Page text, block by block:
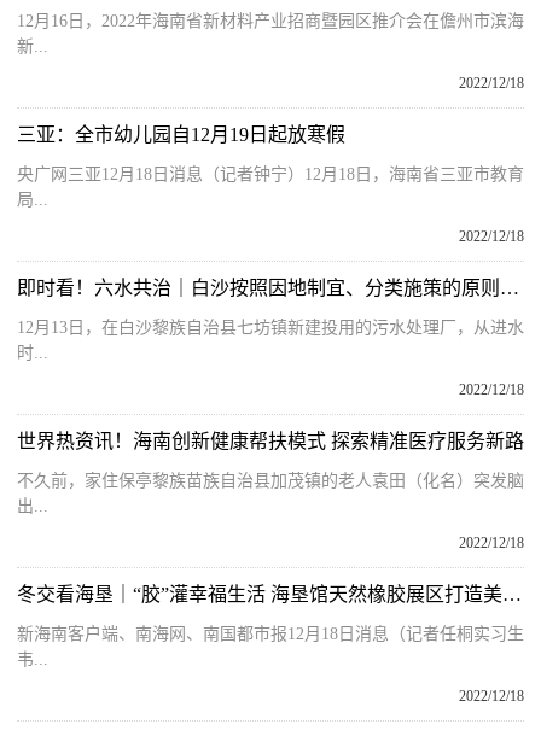
12月16日，2022年海南省新材料产业招商暨园区推介会在儋州市滨海
新...
2022/12/18
三亚：全市幼儿园自12月19日起放寒假
央广网三亚12月18日消息（记者钟宁）12月18日，海南省三亚市教育
局...
2022/12/18
即时看！六水共治｜白沙按照因地制宜、分类施策的原则推进生活污水治理工作
12月13日，在白沙黎族自治县七坊镇新建投用的污水处理厂，从进水
时...
2022/12/18
世界热资讯！海南创新健康帮扶模式 探索精准医疗服务新路
不久前，家住保亭黎族苗族自治县加茂镇的老人袁田（化名）突发脑
出...
2022/12/18
冬交看海垦｜“胶”灌幸福生活 海垦馆天然橡胶展区打造美好家居梦
新海南客户端、南海网、南国都市报12月18日消息（记者任桐实习生
韦...
2022/12/18